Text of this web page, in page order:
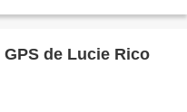
de Lucie Rico